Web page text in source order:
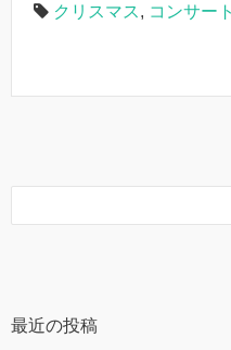
クリスマス, コンサート
最近の投稿